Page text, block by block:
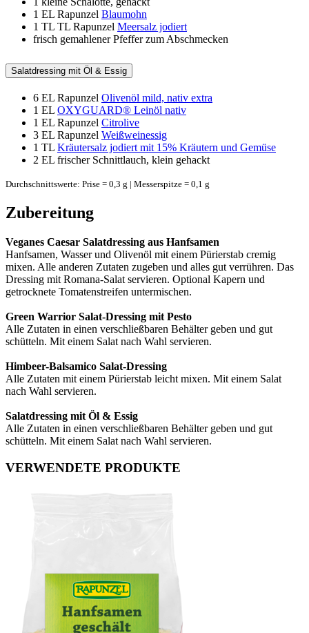
1 EL Rapunzel Blaumohn
1 TL TL Rapunzel Meersalz jodiert
frisch gemahlener Pfeffer zum Abschmecken
Salatdressing mit Öl & Essig
6 EL Rapunzel Olivenöl mild, nativ extra
1 EL OXYGUARD® Leinöl nativ
1 EL Rapunzel Citrolive
3 EL Rapunzel Weißweinessig
1 TL Kräutersalz jodiert mit 15% Kräutern und Gemüse
2 EL frischer Schnittlauch, klein gehackt
Durchschnittswerte: Prise = 0,3 g | Messerspitze = 0,1 g
Zubereitung
Veganes Caesar Salatdressing aus Hanfsamen
Hanfsamen, Wasser und Olivenöl mit einem Pürierstab cremig
mixen. Alle anderen Zutaten zugeben und alles gut verrühren. Das
Dressing mit Romana-Salat servieren. Optional Kapern und
getrocknete Tomatenstreifen untermischen.
Green Warrior Salat-Dressing mit Pesto
Alle Zutaten in einen verschließbaren Behälter geben und gut
schütteln. Mit einem Salat nach Wahl servieren.
Himbeer-Balsamico Salat-Dressing
Alle Zutaten mit einem Pürierstab leicht mixen. Mit einem Salat
nach Wahl servieren.
Salatdressing mit Öl & Essig
Alle Zutaten in einen verschließbaren Behälter geben und gut
schütteln. Mit einem Salat nach Wahl servieren.
VERWENDETE PRODUKTE